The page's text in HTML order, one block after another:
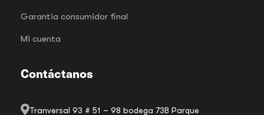
Garantia consumidor final
Mi cuenta
Contáctanos
Tranversal 93 # 51 – 98 bodega 73B Parque